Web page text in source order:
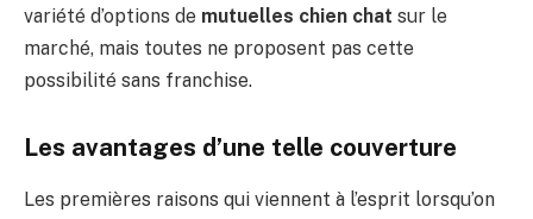
variété d’options de mutuelles chien chat sur le
marché, mais toutes ne proposent pas cette
possibilité sans franchise.
Les avantages d’une telle couverture
Les premières raisons qui viennent à l’esprit lorsqu’on